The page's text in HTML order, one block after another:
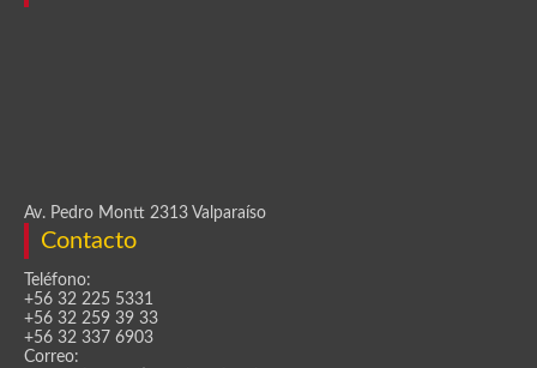
Av. Pedro Montt 2313 Valparaíso
Contacto
Teléfono:
+56 32 225 5331
+56 32 259 39 33
+56 32 337 6903
Correo: